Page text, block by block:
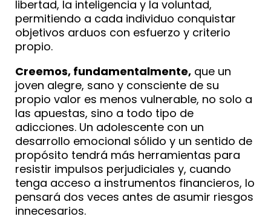
libertad, la inteligencia y la voluntad,
permitiendo a cada individuo conquistar
objetivos arduos con esfuerzo y criterio
propio.
Creemos, fundamentalmente, que un
joven alegre, sano y consciente de su
propio valor es menos vulnerable, no solo a
las apuestas, sino a todo tipo de
adicciones. Un adolescente con un
desarrollo emocional sólido y un sentido de
propósito tendrá más herramientas para
resistir impulsos perjudiciales y, cuando
tenga acceso a instrumentos financieros, lo
pensará dos veces antes de asumir riesgos
innecesarios.